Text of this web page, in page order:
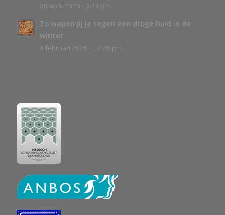
20 april 2020 - 3:44 pm
Zo wapen jij je tegen een droge huid in de
winter
8 februari 2020 - 12:28 pm